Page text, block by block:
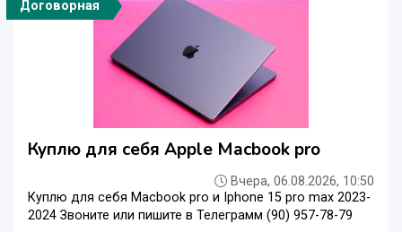
Договорная
Куплю для себя Apple Macbook pro
Вчера, 06.08.2026, 10:50
Куплю для себя Macbook pro и Iphone 15 pro max 2023-
2024 Звоните или пишите в Телеграмм (90) 957-78-79